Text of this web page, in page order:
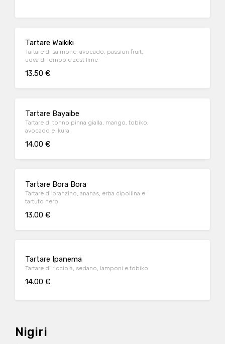
Tartare Waikiki
Tartare di salmone, avocado, passion fruit,
uova di lompo e zest lime
13.50 €
Tartare Bayaibe
Tartare di tonno pinna gialla, mango, tobiko,
avocado e ikura
14.00 €
Tartare Bora Bora
Tartare di branzino, ananas, erba cipollina e
tartufo nero
13.00 €
Tartare Ipanema
Tartare di ricciola, sedano, lamponi e tobiko
14.00 €
Nigiri